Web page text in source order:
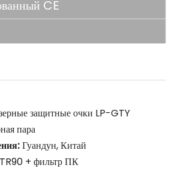
CE
защитные очки LP-GTY
пара
Гуандун, Китай
+ фильтр ПК